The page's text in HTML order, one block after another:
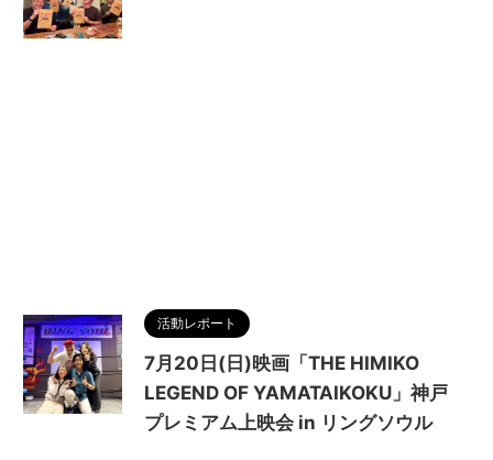
活動レポート
7月20日(日)映画「THE HIMIKO
LEGEND OF YAMATAIKOKU」神戸
プレミアム上映会 in リングソウル